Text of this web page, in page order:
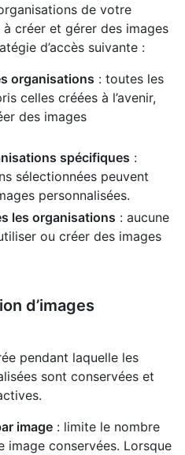
de votre
créer et gérer des images
d’accès suivante :
organisations : toutes les
celles créées à l’avenir,
des images
spécifiques :
sélectionnées peuvent
personnalisées.
les organisations : aucune
ou créer des images
d’images
pendant laquelle les
sont conservées et
image : limite le nombre
image conservées. Lorsque